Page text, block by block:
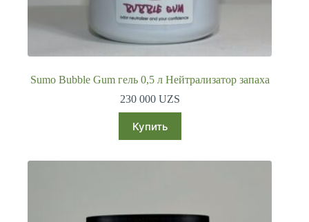
Sumo Bubble Gum гель 0,5 л Нейтрализатор запаха
230 000 UZS
Купить